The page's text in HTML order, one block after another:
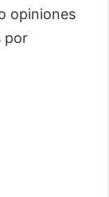
opiniones
por